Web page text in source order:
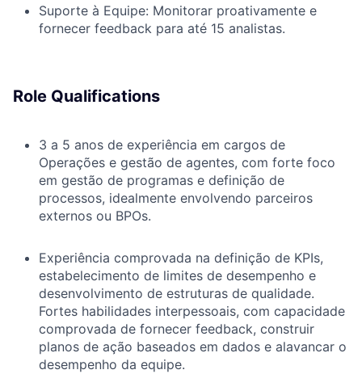
Suporte à Equipe: Monitorar proativamente e
fornecer feedback para até 15 analistas.
Role Qualifications
3 a 5 anos de experiência em cargos de
Operações e gestão de agentes, com forte foco
em gestão de programas e definição de
processos, idealmente envolvendo parceiros
externos ou BPOs.
Experiência comprovada na definição de KPIs,
estabelecimento de limites de desempenho e
desenvolvimento de estruturas de qualidade.
Fortes habilidades interpessoais, com capacidade
comprovada de fornecer feedback, construir
planos de ação baseados em dados e alavancar o
desempenho da equipe.